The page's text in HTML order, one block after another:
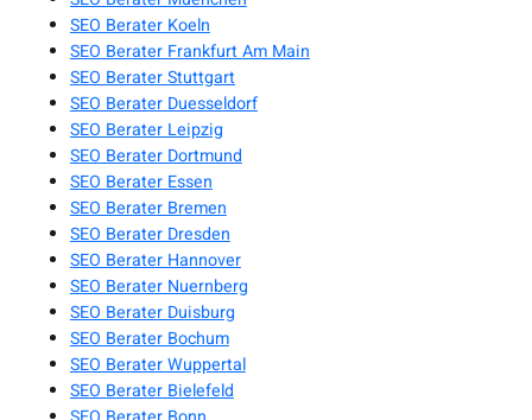
SEO Berater Koeln
SEO Berater Frankfurt Am Main
SEO Berater Stuttgart
SEO Berater Duesseldorf
SEO Berater Leipzig
SEO Berater Dortmund
SEO Berater Essen
SEO Berater Bremen
SEO Berater Dresden
SEO Berater Hannover
SEO Berater Nuernberg
SEO Berater Duisburg
SEO Berater Bochum
SEO Berater Wuppertal
SEO Berater Bielefeld